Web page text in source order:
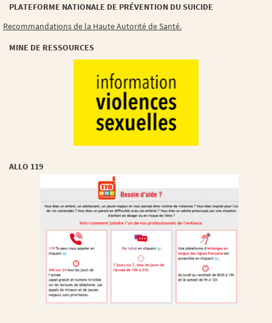
PLATEFORME NATIONALE DE PRÉVENTION DU SUICIDE
Recommandations de la Haute Autorité de Santé.
MINE DE RESSOURCES
ALLO 119